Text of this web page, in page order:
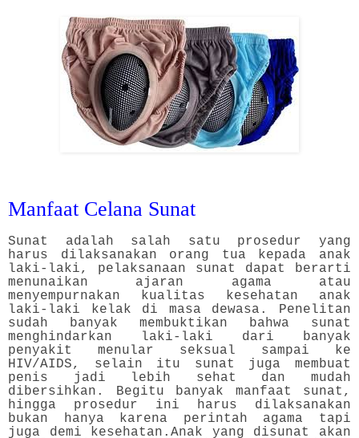
Manfaat Celana Sunat
Sunat adalah salah satu prosedur yang
harus dilaksanakan orang tua kepada anak
laki-laki, pelaksanaan sunat dapat berarti
menunaikan ajaran agama atau
menyempurnakan kualitas kesehatan anak
laki-laki kelak di masa dewasa. Penelitan
sudah banyak membuktikan bahwa sunat
menghindarkan laki-laki dari banyak
penyakit menular seksual sampai ke
HIV/AIDS, selain itu sunat juga membuat
penis jadi lebih sehat dan mudah
dibersihkan. Begitu banyak manfaat sunat,
hingga prosedur ini harus dilaksanakan
bukan hanya karena perintah agama tapi
juga demi kesehatan.Anak yang disunat akan